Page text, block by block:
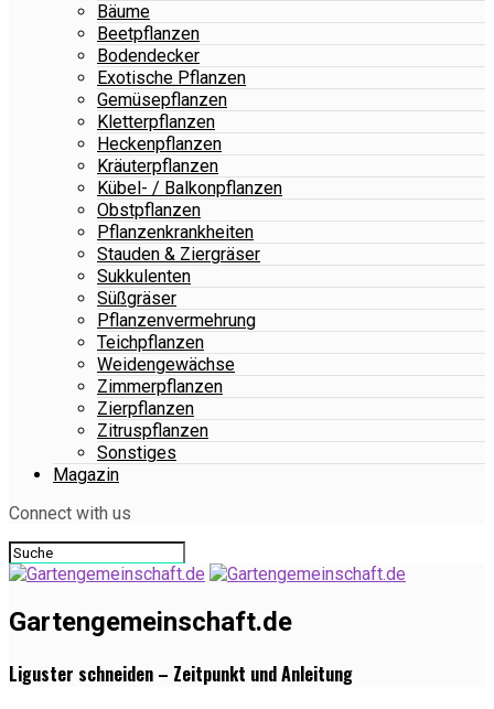
Bäume
Beetpflanzen
Bodendecker
Exotische Pflanzen
Gemüsepflanzen
Kletterpflanzen
Heckenpflanzen
Kräuterpflanzen
Kübel- / Balkonpflanzen
Obstpflanzen
Pflanzenkrankheiten
Stauden & Ziergräser
Sukkulenten
Süßgräser
Pflanzenvermehrung
Teichpflanzen
Weidengewächse
Zimmerpflanzen
Zierpflanzen
Zitruspflanzen
Sonstiges
Magazin
Connect with us
Gartengemeinschaft.de
Liguster schneiden – Zeitpunkt und Anleitung